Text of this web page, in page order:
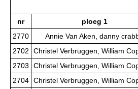
nr
ploeg 1
2770
Annie Van Aken, danny
2702
Christel Verbruggen, William
2703
Christel Verbruggen, William
2704 Christel Verbruggen, William